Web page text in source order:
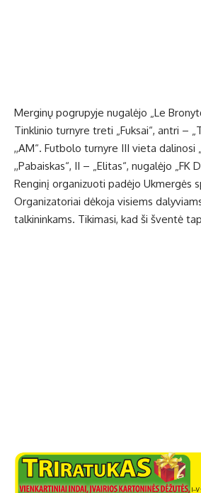
Merginų pogrupyje nugalėjo „Le
Tinklinio turnyre treti „Fuksai“, antri –
,,AM“. Futbolo turnyre III vieta dalinosi
,,Pabaiskas“, II – „Elitas“, nugalėjo „FK
Renginį organizuoti padėjo Ukmergės
Organizatoriai dėkoja visiems
talkininkams. Tikimasi, kad ši šventė